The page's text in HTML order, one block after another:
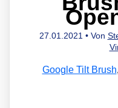
27.01.2021 • Von
Google Tilt Brush,